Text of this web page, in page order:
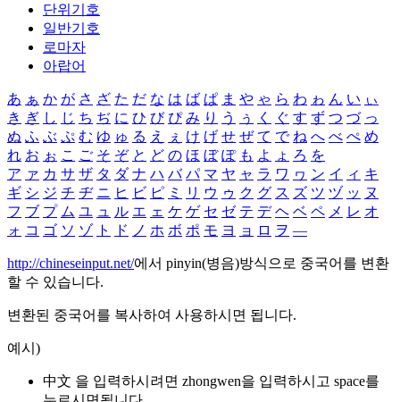
단위기호
일반기호
로마자
아랍어
あ ぁ か が さ ざ た だ な は ば ぱ ま や ゃ ら わ ゎ ん い ぃ
き ぎ し じ ち ぢ に ひ び ぴ み り う ぅ く ぐ す ず つ づ っ
ぬ ふ ぶ ぷ む ゆ ゅ る え ぇ け げ せ ぜ て で ね へ べ ぺ め
れ お ぉ こ ご そ ぞ と ど の ほ ぼ ぽ も よ ょ ろ を
ア ァ カ サ ザ タ ダ ナ ハ バ パ マ ヤ ャ ラ ワ ヮ ン イ ィ キ
ギ シ ジ チ ヂ ニ ヒ ビ ピ ミ リ ウ ゥ ク グ ス ズ ツ ヅ ッ ヌ
フ ブ プ ム ユ ュ ル エ ェ ケ ゲ セ ゼ テ デ ヘ ベ ペ メ レ オ
ォ コ ゴ ソ ゾ ト ド ノ ホ ボ ポ モ ヨ ョ ロ ヲ ―
http://chineseinput.net/에서 pinyin(병음)방식으로 중국어를 변환
할 수 있습니다.
변환된 중국어를 복사하여 사용하시면 됩니다.
예시)
中文 을 입력하시려면 zhongwen을 입력하시고 space를